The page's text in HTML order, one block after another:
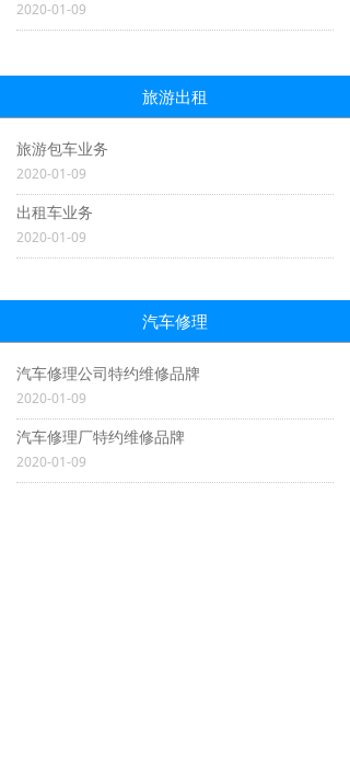
2020-01-09
旅游出租
旅游包车业务
2020-01-09
出租车业务
2020-01-09
汽车修理
汽车修理公司特约维修品牌
2020-01-09
汽车修理厂特约维修品牌
2020-01-09